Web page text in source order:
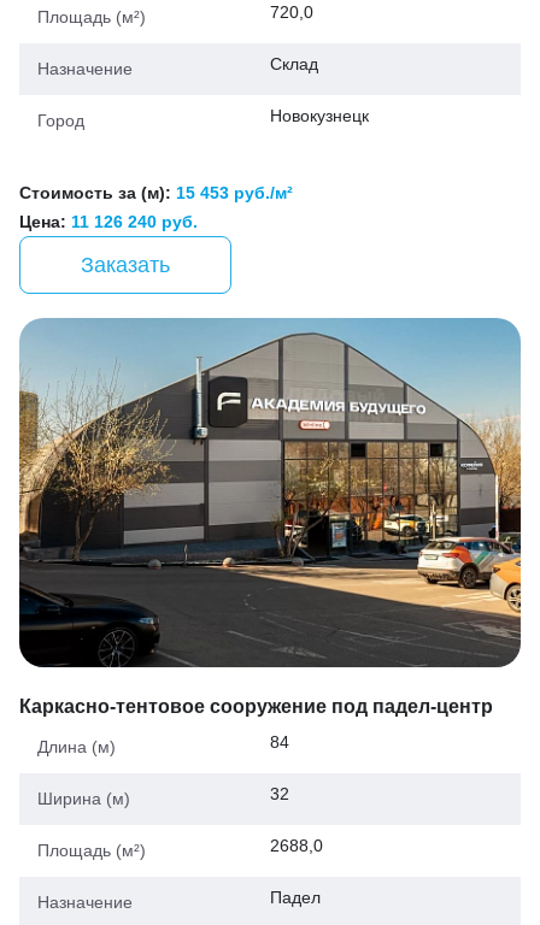
Площадь (м²) 720,0
Назначение Склад
Город Новокузнецк
Стоимость за (м): 15 453 руб./м²
Цена: 11 126 240 руб.
Заказать
Каркасно-тентовое сооружение под падел-центр
Длина (м) 84
Ширина (м) 32
Площадь (м²) 2688,0
Назначение Падел